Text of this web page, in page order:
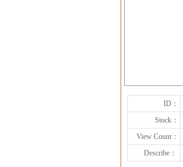
ID：
Stock：
View Count：
Describe：